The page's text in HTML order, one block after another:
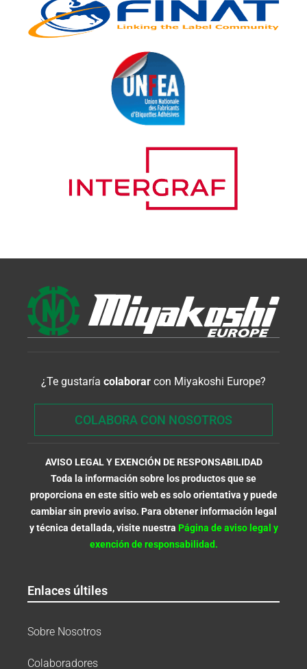
¿Te gustaría colaborar con Miyakoshi Europe?
COLABORA CON NOSOTROS
AVISO LEGAL Y EXENCIÓN DE RESPONSABILIDAD
Toda la información sobre los productos que se
proporciona en este sitio web es solo orientativa y puede
cambiar sin previo aviso. Para obtener información legal
y técnica detallada, visite nuestra Página de aviso legal y
exención de responsabilidad.
Enlaces últiles
Sobre Nosotros
Colaboradores